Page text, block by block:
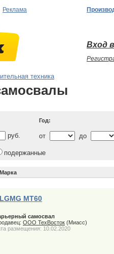
Реклама
Вход
техника
Год:
руб. от до
подержанные
Марка
LGMG MT60
самосвал
ООО ТехВосток (Миасс)
размещения: 10.02.2020